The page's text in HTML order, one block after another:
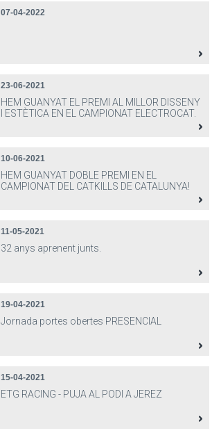
07-04-2022
23-06-2021
HEM GUANYAT EL PREMI AL MILLOR DISSENY
I ESTÈTICA EN EL CAMPIONAT ELECTROCAT.
10-06-2021
HEM GUANYAT DOBLE PREMI EN EL
CAMPIONAT DEL CATKILLS DE CATALUNYA!
11-05-2021
32 anys aprenent junts.
19-04-2021
Jornada portes obertes PRESENCIAL
15-04-2021
ETG RACING - PUJA AL PODI A JEREZ